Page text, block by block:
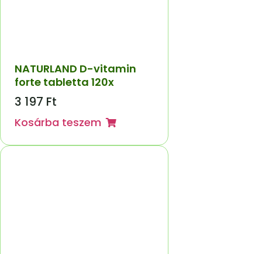
NATURLAND D-vitamin
forte tabletta 120x
3 197 Ft
Kosárba teszem